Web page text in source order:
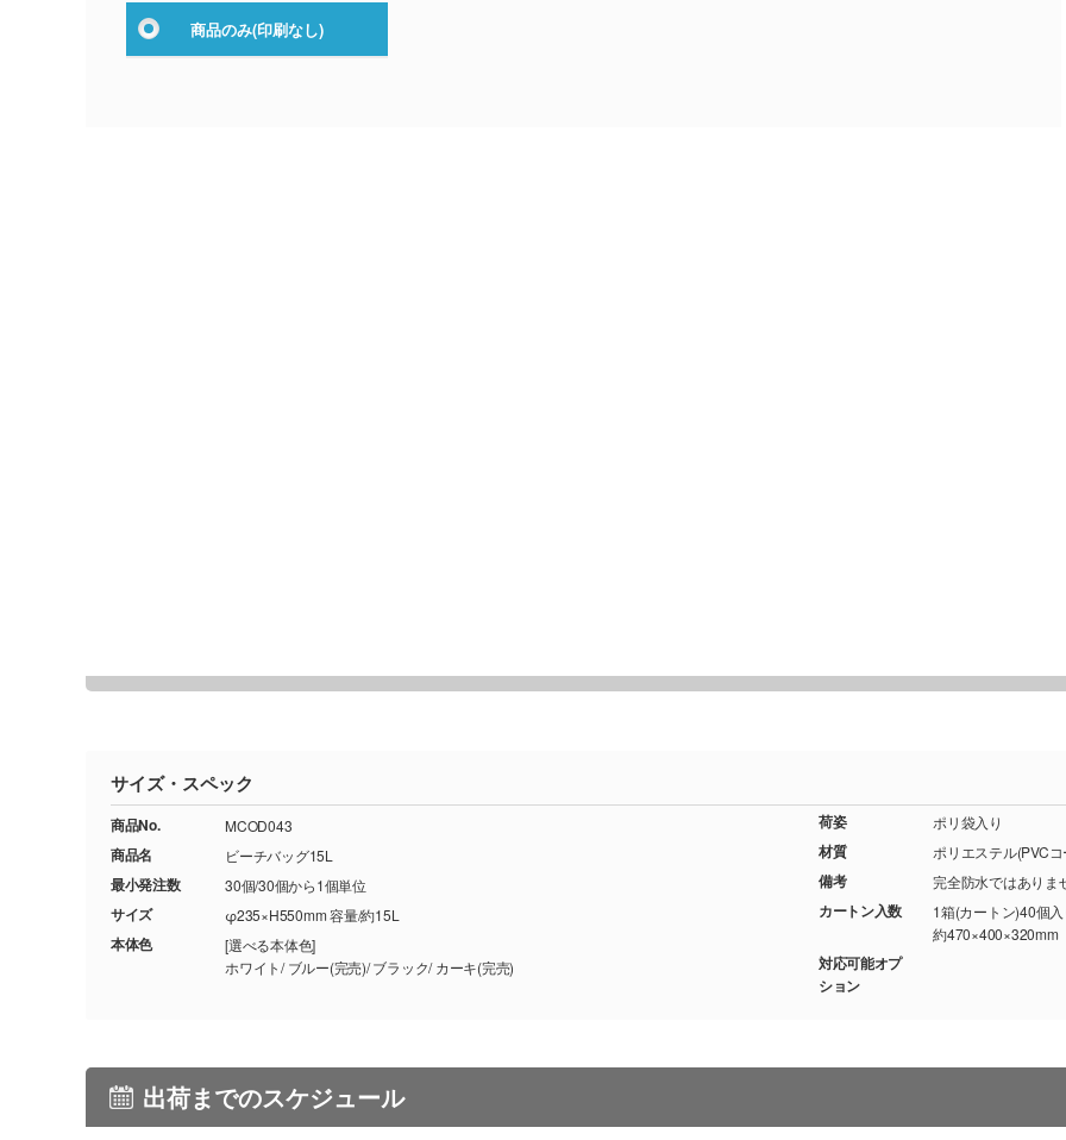
商品のみ(印刷なし)
サイズ・スペック
商品No. MCOD043
商品名 ビーチバッグ15L
最小発注数 30個/30個から1個単位
サイズ φ235×H550mm 容量/約15L
本体色
[選べる本体色]
ホワイト/ ブルー(完売)/ ブラック/ カーキ(完売)
荷姿 ポリ袋入り
材質 ポリエステル(PVC
備考 完全防水ではありま
カートン入数
1箱(カートン)40個入
約470×400×320mm
対応可能オプ
ション
出荷までのスケジュール